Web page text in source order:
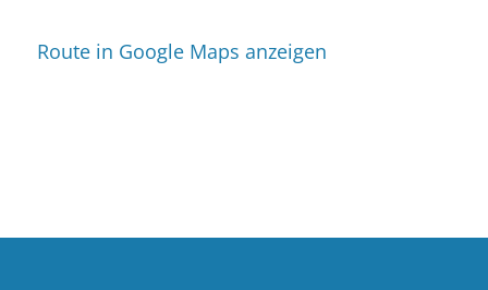
Route in Google Maps anzeigen